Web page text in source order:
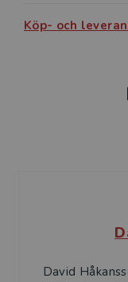
Köp- och
David